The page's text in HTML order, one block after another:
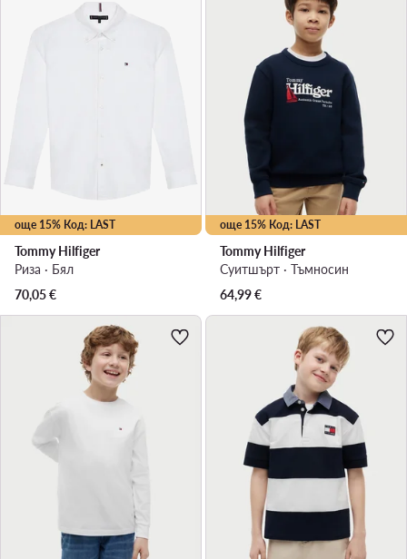
още 15% Код: LAST
Tommy Hilfiger
Риза · Бял
70,05€
още 15% Код: LAST
Tommy Hilfiger
Суитшърт · Тъмносин
64,99€